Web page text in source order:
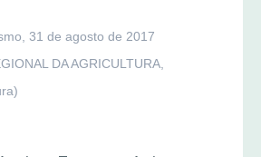
31 de agosto de 2017
DA AGRICULTURA,